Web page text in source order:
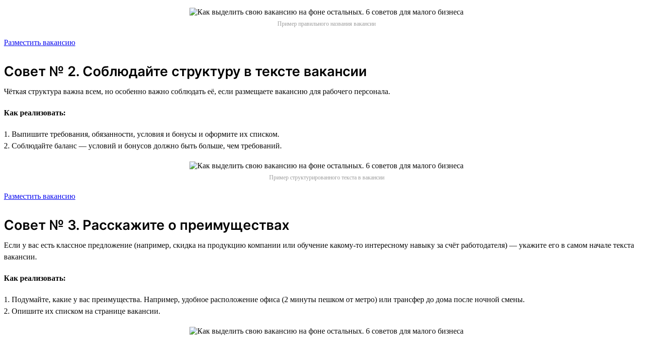
Пример правильного названия вакансии
Разместить вакансию
Совет № 2. Соблюдайте структуру в тексте вакансии
Чёткая структура важна всем, но особенно важно соблюдать её, если размещаете вакансию для рабочего персонала.
Как реализовать:
1. Выпишите требования, обязанности, условия и бонусы и оформите их списком.
2. Соблюдайте баланс — условий и бонусов должно быть больше, чем требований.
Пример структурированного текста в вакансии
Разместить вакансию
Совет № 3. Расскажите о преимуществах
Если у вас есть классное предложение (например, скидка на продукцию компании или обучение какому-то интересному навыку за счёт работодателя) — укажите его в самом начале текста
вакансии.
Как реализовать:
1. Подумайте, какие у вас преимущества. Например, удобное расположение офиса (2 минуты пешком от метро) или трансфер до дома после ночной смены.
2. Опишите их списком на странице вакансии.